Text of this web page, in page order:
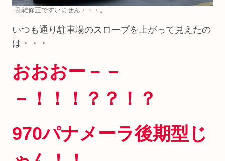
乱雑修正ですいません・・・。
いつも通り駐車場のスロープを上がって見えたの
は・・・
おおおー－－
－！！！？？！？
970パナメーラ後期型じ